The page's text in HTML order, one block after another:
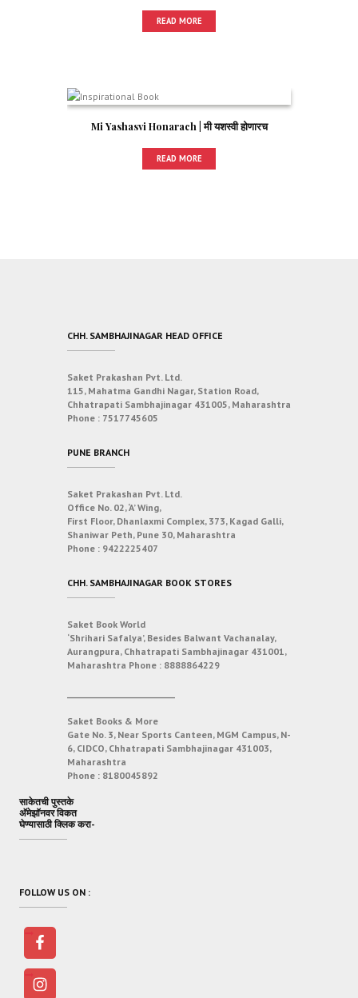
READ MORE
Mi Yashasvi Honarach | मी यशस्वी होणारच
READ MORE
CHH. SAMBHAJINAGAR HEAD OFFICE
Saket Prakashan Pvt. Ltd.
115, Mahatma Gandhi Nagar, Station Road,
Chhatrapati Sambhajinagar 431005, Maharashtra
Phone : 7517745605
PUNE BRANCH
Saket Prakashan Pvt. Ltd.
Office No. 02, ‘A’ Wing,
First Floor, Dhanlaxmi Complex, 373, Kagad Galli,
Shaniwar Peth, Pune 30, Maharashtra
Phone : 9422225407
CHH. SAMBHAJINAGAR BOOK STORES
Saket Book World
‘Shrihari Safalya’, Besides Balwant Vachanalay,
Aurangpura, Chhatrapati Sambhajinagar 431001,
Maharashtra Phone : 8888864229
Saket Books & More
Gate No. 3, Near Sports Canteen, MGM Campus, N-
6, CIDCO, Chhatrapati Sambhajinagar 431003,
Maharashtra
Phone : 8180045892
साकेतची पुस्तके
अ‍ॅमेझॉनवर विकत
घेण्यासाठी क्लिक करा-
FOLLOW US ON :